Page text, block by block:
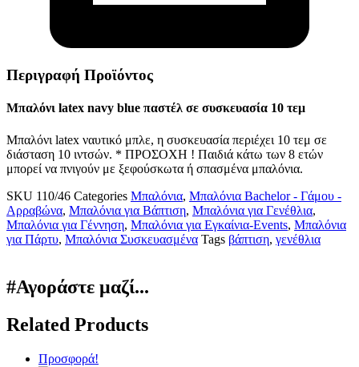
Περιγραφή Προϊόντος
Μπαλόνι latex navy blue παστέλ σε συσκευασία 10 τεμ
Μπαλόνι latex ναυτικό μπλε, η συσκευασία περιέχει 10 τεμ σε
διάσταση 10 ιντσών. * ΠΡΟΣΟΧΗ ! Παιδιά κάτω των 8 ετών
μπορεί να πνιγούν με ξεφούσκωτα ή σπασμένα μπαλόνια.
SKU 110/46 Categories Μπαλόνια, Μπαλόνια Bachelor - Γάμου -
Αρραβώνα, Μπαλόνια για Βάπτιση, Μπαλόνια για Γενέθλια,
Μπαλόνια για Γέννηση, Μπαλόνια για Εγκαίνια-Events, Μπαλόνια
για Πάρτυ, Μπαλόνια Συσκευασμένα Tags βάπτιση, γενέθλια
#Αγοράστε μαζί...
Related Products
Προσφορά!